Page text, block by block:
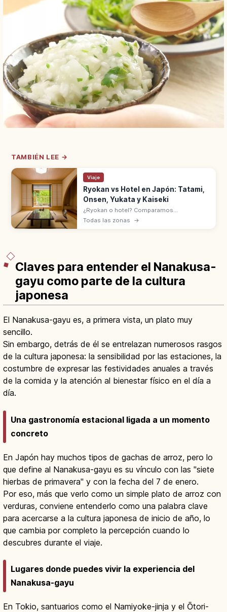
TAMBIÉN LEE →
Viaje
Ryokan vs Hotel en Japón: Tatami,
Onsen, Yukata y Kaiseki
¿Ryokan o hotel? Comparamos
habitaciones, comidas, onsen y normas del
Todas las zonas →
Claves para entender el Nanakusa-
gayu como parte de la cultura
japonesa
El Nanakusa-gayu es, a primera vista, un plato muy
sencillo.
Sin embargo, detrás de él se entrelazan numerosos rasgos
de la cultura japonesa: la sensibilidad por las estaciones, la
costumbre de expresar las festividades anuales a través
de la comida y la atención al bienestar físico en el día a
día.
Una gastronomía estacional ligada a un momento
concreto
En Japón hay muchos tipos de gachas de arroz, pero lo
que define al Nanakusa-gayu es su vínculo con las "siete
hierbas de primavera" y con la fecha del 7 de enero.
Por eso, más que verlo como un simple plato de arroz con
verduras, conviene entenderlo como una palabra clave
para acercarse a la cultura japonesa de inicio de año, lo
que cambia por completo la percepción cuando lo
descubres durante el viaje.
Lugares donde puedes vivir la experiencia del
Nanakusa-gayu
En Tokio, santuarios como el Namiyoke-jinja y el Ōtori-